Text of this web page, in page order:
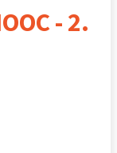
- 2.